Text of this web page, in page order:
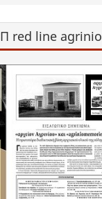
red line agrinio